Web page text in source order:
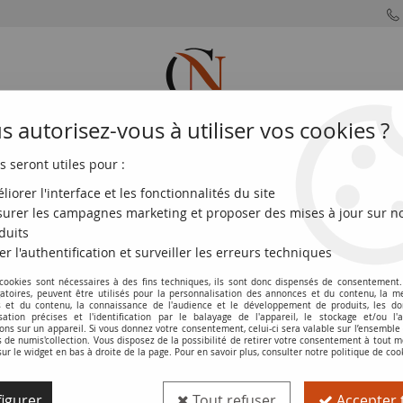
FRANÇAISES DU MONDE EUROS
20 Ouguiya - Mosquée - 2020 - P.NEW
Billet Mauritanie 20 Ouguiya -
Réf. :100117618
autorisez-vous à utiliser vos cookies ?
seront utiles pour :
l'interface et les fonctionnalités du site
les campagnes marketing et proposer des mises à jour sur
l'authentification et surveiller les erreurs techniques
sont nécessaires à des fins techniques, ils sont donc dispensés de
peuvent être utilisés pour la personnalisation des annonces et du contenu, la
et du contenu, la connaissance de l'audience et le développement de produits, les
précises et l'identification par le balayage de l'appareil, le stockage et/ou
sur un appareil. Si vous donnez votre consentement, celui-ci sera valable sur l’ensemble
de numis'collection. Vous disposez de la possibilité de retirer votre consentement à tout
le widget en bas à droite de la page. Pour en savoir plus, consulter notre politique de